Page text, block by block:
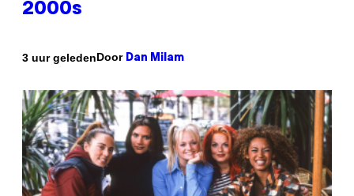
2000s
3 uur geledenDoor Dan Milam